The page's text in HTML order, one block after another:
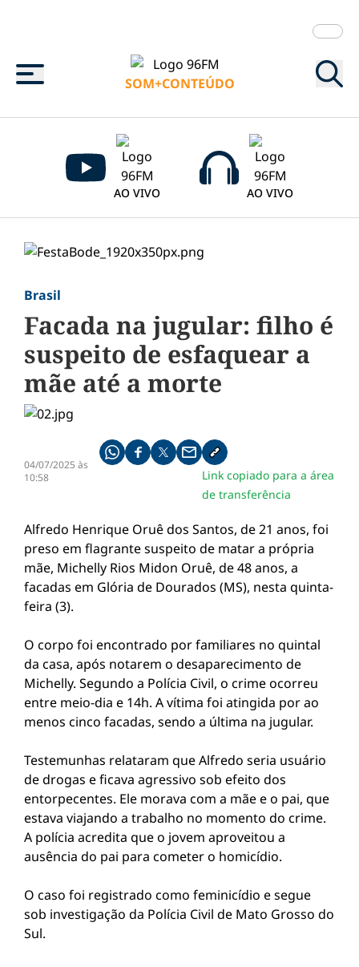
Menu
SOM+CONTEÚDO
AO VIVO AO VIVO
Brasil
Facada na jugular: filho é
suspeito de esfaquear a
mãe até a morte
04/07/2025 às
10:58
Compartilhe pelo whatsapp
Compartilhar no facebook
Compartilhar no twitter
Compartilhe pelo email
Copiar link da notícia
Link copiado para a área
de transferência
Alfredo Henrique Oruê dos Santos, de 21 anos, foi
preso em flagrante suspeito de matar a própria
mãe, Michelly Rios Midon Oruê, de 48 anos, a
facadas em Glória de Dourados (MS), nesta quinta-
feira (3).
O corpo foi encontrado por familiares no quintal
da casa, após notarem o desaparecimento de
Michelly. Segundo a Polícia Civil, o crime ocorreu
entre meio-dia e 14h. A vítima foi atingida por ao
menos cinco facadas, sendo a última na jugular.
Testemunhas relataram que Alfredo seria usuário
de drogas e ficava agressivo sob efeito dos
entorpecentes. Ele morava com a mãe e o pai, que
estava viajando a trabalho no momento do crime.
A polícia acredita que o jovem aproveitou a
ausência do pai para cometer o homicídio.
O caso foi registrado como feminicídio e segue
sob investigação da Polícia Civil de Mato Grosso do
Sul.